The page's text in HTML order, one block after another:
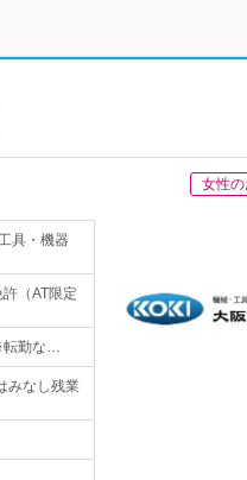
女性
具・機器
（AT限定
転勤な…
みなし残業